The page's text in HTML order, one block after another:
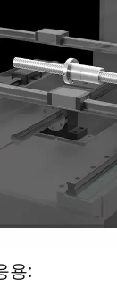
용: